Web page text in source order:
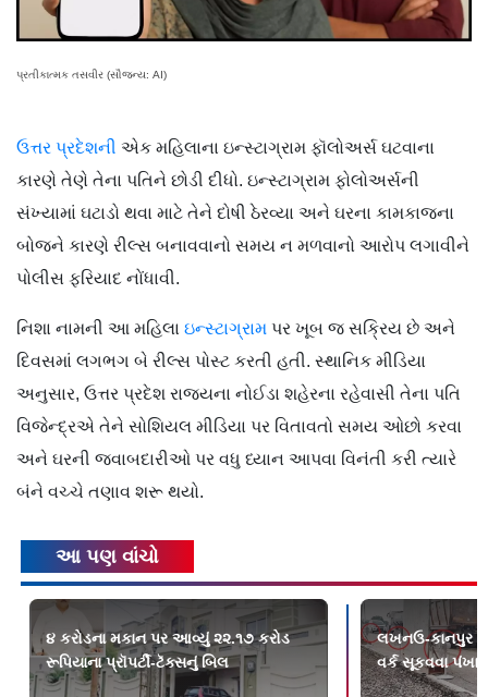
પ્રતીકાત્મક તસવીર (સૌજન્ય: AI)
ઉત્તર પ્રદેશની એક મહિલાના ઇન્સ્ટાગ્રામ ફૉલોઅર્સ ઘટવાના
કારણે તેણે તેના પતિને છોડી દીધો. ઇન્સ્ટાગ્રામ ફોલોઅર્સની
સંખ્યામાં ઘટાડો થવા માટે તેને દોષી ઠેરવ્યા અને ઘરના કામકાજના
બોજને કારણે રીલ્સ બનાવવાનો સમય ન મળવાનો આરોપ લગાવીને
પોલીસ ફરિયાદ નોંધાવી.
નિશા નામની આ મહિલા ઇન્સ્ટાગ્રામ પર ખૂબ જ સક્રિય છે અને
દિવસમાં લગભગ બે રીલ્સ પોસ્ટ કરતી હતી. સ્થાનિક મીડિયા
અનુસાર, ઉત્તર પ્રદેશ રાજ્યના નોઈડા શહેરના રહેવાસી તેના પતિ
વિજેન્દ્રએ તેને સોશિયલ મીડિયા પર વિતાવતો સમય ઓછો કરવા
અને ઘરની જવાબદારીઓ પર વધુ ધ્યાન આપવા વિનંતી કરી ત્યારે
બંને વચ્ચે તણાવ શરૂ થયો.
આ પણ વાંચો
૪ કરોડના મકાન પર આવ્યું ૨૨.૧૭ કરોડ
રૂપિયાના પ્રૉપર્ટી-ટૅક્સનું બિલ
લખનઉ-કાનપુર
વર્ક સૂકવવા પંખા